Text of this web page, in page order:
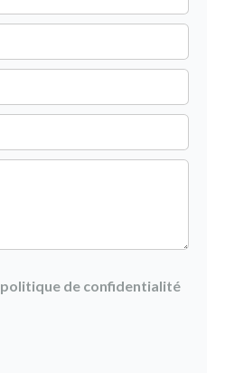
politique de confidentialité